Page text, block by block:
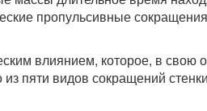
пропульсивные
влиянием, которое, в свою
пяти видов сокращений